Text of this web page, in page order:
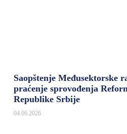
Saopštenje Međusektorske
praćenje sprovođenja
Republike Srbije
04.06.2026